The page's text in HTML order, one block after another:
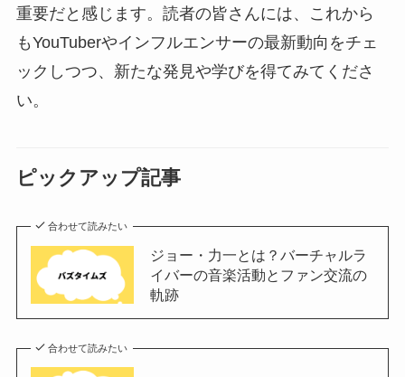
重要だと感じます。読者の皆さんには、これから
もYouTuberやインフルエンサーの最新動向をチェ
ックしつつ、新たな発見や学びを得てみてくださ
い。
ピックアップ記事
合わせて読みたい
ジョー・力一とは？バーチャルラ
イバーの音楽活動とファン交流の
軌跡
合わせて読みたい